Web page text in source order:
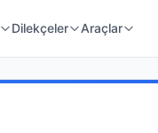
Dilekçeler Araçlar